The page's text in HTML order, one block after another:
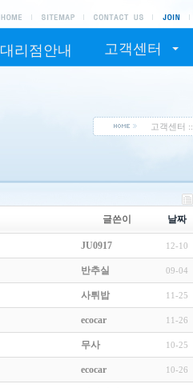
대리점안내 고객센터
고객센터 ::
글쓴이 날짜
JU0917 12-10
반추실 09-04
사튀밥 11-25
ecocar 11-26
무사 10-25
ecocar 10-26